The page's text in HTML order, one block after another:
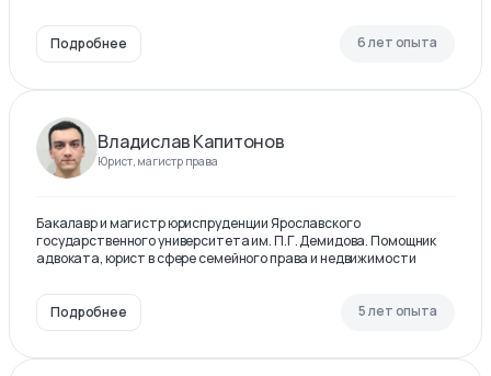
Подробнее 6 лет опыта
Владислав Капитонов
Юрист, магистр права
Бакалавр и магистр юриспруденции Ярославского
государственного университета им. П.Г. Демидова. Помощник
адвоката, юрист в сфере семейного права и недвижимости
Подробнее 5 лет опыта